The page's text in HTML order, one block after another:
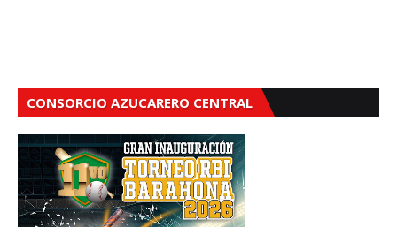
CONSORCIO AZUCARERO CENTRAL